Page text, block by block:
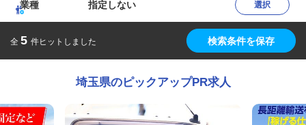
業種 指定しない 選択
全 5 件ヒットしました 検索条件を保存
埼玉県のピックアップPR求人